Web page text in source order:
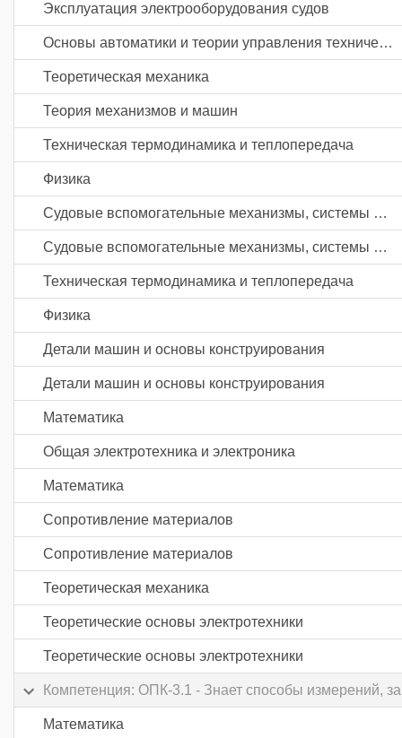
Эксплуатация электрооборудования судов
Основы автоматики и теории управления техническими системами
Теоретическая механика
Теория механизмов и машин
Техническая термодинамика и теплопередача
Физика
Судовые вспомогательные механизмы, системы и устройства
Судовые вспомогательные механизмы, системы и устройства
Техническая термодинамика и теплопередача
Физика
Детали машин и основы конструирования
Детали машин и основы конструирования
Математика
Общая электротехника и электроника
Математика
Сопротивление материалов
Сопротивление материалов
Теоретическая механика
Теоретические основы электротехники
Теоретические основы электротехники
Компетенция: ОПК-3.1 - Знает способы измерений,
Математика